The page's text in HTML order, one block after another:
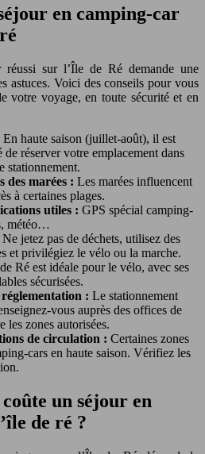
en camping-car
sur l’Île de Ré demande une
astuces. Voici des conseils pour vous
votre voyage, en toute sécurité et en
En haute saison (juillet-août), il est
réserver votre emplacement dans
stationnement.
des marées : Les marées influencent
à certaines plages.
utiles : GPS spécial camping-
météo…
Ne jetez pas de déchets, utilisez des
et privilégiez le vélo ou la marche.
Ré est idéale pour le vélo, avec ses
sécurisées.
: Le stationnement
vous auprès des offices de
les zones autorisées.
de circulation : Certaines zones
cars en haute saison. Vérifiez les
un séjour en
de ré ?